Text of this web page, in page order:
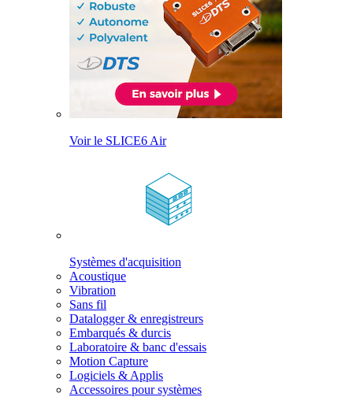
Voir le SLICE6 Air
Systèmes d'acquisition
Acoustique
Vibration
Sans fil
Datalogger & enregistreurs
Embarqués & durcis
Laboratoire & banc d'essais
Motion Capture
Logiciels & Applis
Accessoires pour systèmes